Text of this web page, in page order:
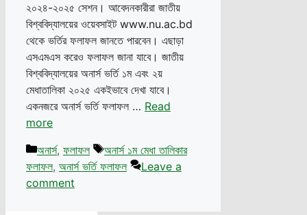
২০২৪-২০২৫ সেশন। আবেদনকারীরা জাতীয়
বিশ্ববিদ্যালয়ের ওয়েবসাইট www.nu.ac.bd
থেকে ভর্তির ফলাফল জানতে পারবেন। এছাড়া
এসএমএস করেও ফলাফল জানা যাবে। জাতীয়
বিশ্ববিদ্যালয়ের অনার্স ভর্তি ১ম এবং ২য়
মেধাতালিকা ২০২৫ একইভাবে দেখা যাবে।
একনজরে অনার্স ভর্তি ফলাফল … Read
more
Categories
অনার্স, ফলাফল Tags
অনার্স ১ম মেধা তালিকার
ফলাফল, অনার্স ভর্তি ফলাফল
Leave a
comment